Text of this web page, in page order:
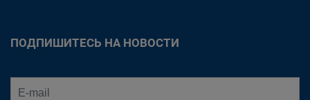
ПОДПИШИТЕСЬ НА НОВОСТИ